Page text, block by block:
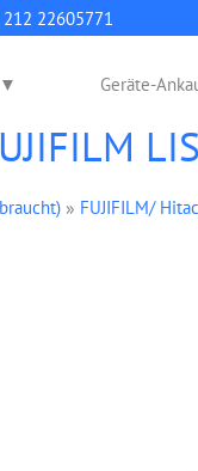
22605771
Geräte-
» FUJIFILM/